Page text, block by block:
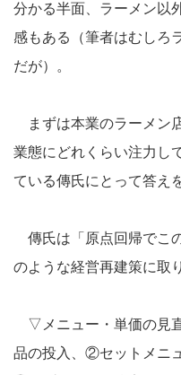
分かる半面、ラーメン以
感もある（筆者はむしろ
だが）。
まずは本業のラーメン
業態にどれくらい注力し
ている傳氏にとって答え
傳氏は「原点回帰でこ
のような経営再建策に取
▽メニュー・単価の見
品の投入、②セットメニ